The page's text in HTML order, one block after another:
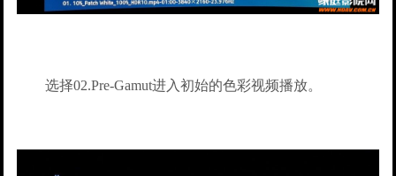
选择02.Pre-Gamut进入初始的色彩视频播放。